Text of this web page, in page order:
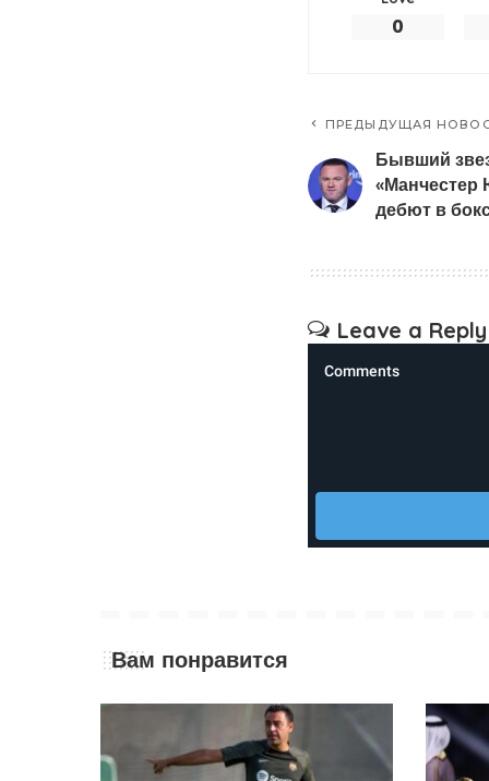
0
ПРЕДЫДУЩАЯ
Бывший
«Манчестер
дебют в
Leave a Reply
Вам понравится